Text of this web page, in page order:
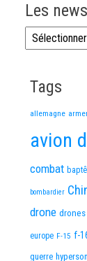
Les
Les news
Tags
allemagne
avion
combat
bombardier
drone drones
europe F-15 f-
guerre